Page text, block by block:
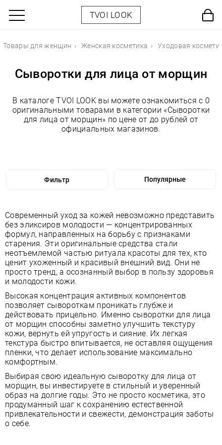
TVOI LOOK
Товары для женщин Женская косметика Уходовая
Сыворотки для лица от морщин
В каталоге TVOI LOOK вы можете ознакомиться с 0
оригинальными товарами в категории «Сыворотки
для лица от морщин» по цене от до рублей от
официальных магазинов.
Фильтр
Современный уход за кожей невозможно представить
без эликсиров молодости — концентрированных
формул, направленных на борьбу с признаками
старения. Эти оригинальные средства стали
неотъемлемой частью ритуала красоты для тех, кто
ценит ухоженный и красивый внешний вид. Они не
просто тренд, а осознанный выбор в пользу здоровья
и молодости кожи.
Высокая концентрация активных компонентов
позволяет сывороткам проникать глубже и
действовать прицельно. Именно сыворотки для лица
от морщин способны заметно улучшить текстуру
кожи, вернуть ей упругость и сияние. Их легкая
текстура быстро впитывается, не оставляя ощущения
пленки, что делает использование максимально
комфортным.
Выбирая свою идеальную сыворотку для лица от
морщин, вы инвестируете в стильный и уверенный
образ на долгие годы. Это не просто косметика, это
продуманный шаг к сохранению естественной
привлекательности и свежести, демонстрация заботы
о себе.